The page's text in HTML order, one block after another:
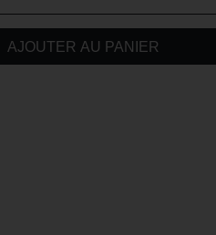
AJOUTER AU PANIER